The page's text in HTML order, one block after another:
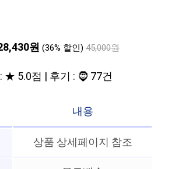
원 (36% 할인) 45,000원
★ 5.0점 | 후기 : 🧔 77건
내용
상품 상세페이지 참조